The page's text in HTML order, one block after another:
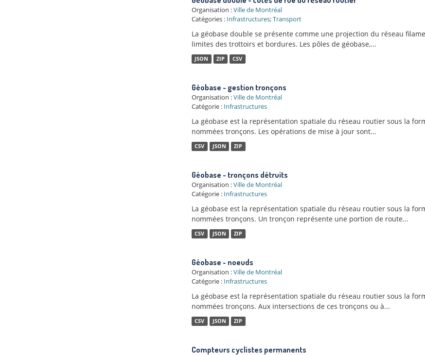
Organisation :Ville de Montréal
Catégories : Infrastructures;Transport
La géobase double se présente comme une projection du réseau
limites des trottoirs et bordures. Les pôles de géobase,...
JSON ZIP CSV
Géobase - gestion tronçons
Organisation :Ville de Montréal
Catégorie : Infrastructures
La géobase est la représentation spatiale du réseau routier sous la
nommées tronçons. Les opérations de mise à jour sont...
CSV JSON ZIP
Géobase - tronçons détruits
Organisation :Ville de Montréal
Catégorie : Infrastructures
La géobase est la représentation spatiale du réseau routier sous la
nommées tronçons. Un tronçon représente une portion de route...
CSV JSON ZIP
Géobase - noeuds
Organisation :Ville de Montréal
Catégorie : Infrastructures
La géobase est la représentation spatiale du réseau routier sous la
nommées tronçons. Aux intersections de ces tronçons ou à...
CSV JSON ZIP
Compteurs cyclistes permanents